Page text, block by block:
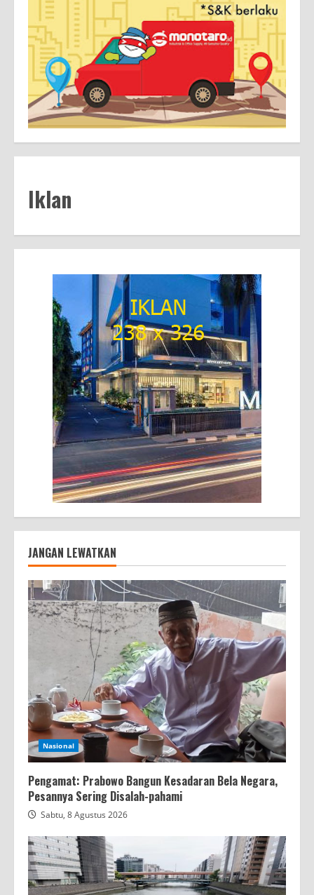
Iklan
JANGAN LEWATKAN
Nasional
Pengamat: Prabowo Bangun Kesadaran Bela Negara,
Pesannya Sering Disalah-pahami
Sabtu, 8 Agustus 2026